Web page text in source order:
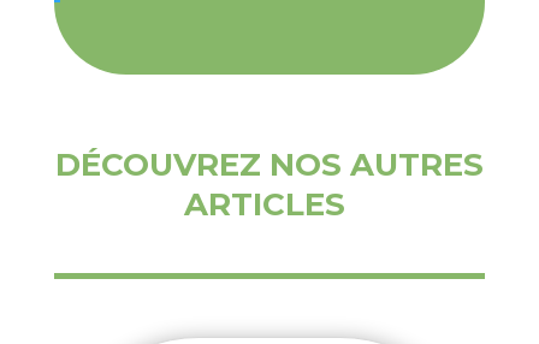
DÉCOUVREZ NOS AUTRES
ARTICLES